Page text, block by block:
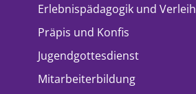
Erlebnispädagogik und Verleih
Präpis und Konfis
Jugendgottesdienst
Mitarbeiterbildung